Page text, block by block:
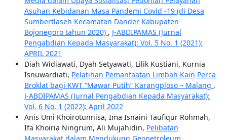
Asuhan Kebidanan Masa Pandemi Covid -19 (di Desa
Sumbertlaseh Kecamatan Dander Kabupaten
Bojonegoro tahun 2020) , J-ABDIPAMAS (Jurnal
Pengabdian Kepada Masyarakat): Vol. 5 No. 1 (2021):
APRIL 2021
Diah Widiawati, Dyah Setyawati, Lilik Kustiani, Kurnia
Isnuwardiati, Pelatihan Pemanfaatan Limbah Kain Perca
Broklat bagi KWT “Mawar Putih” Karangploso – Malang ,
J-ABDIPAMAS (Jurnal Pengabdian Kepada Masyarakat):
Vol. 6 No. 1 (2022): April 2022
Anis Umi Khoirotunnisa, Ima Isnaini Taufiqur Rohmah,
Ifa Khoiria Ningrum, Ali Mujahidin, Pelibatan